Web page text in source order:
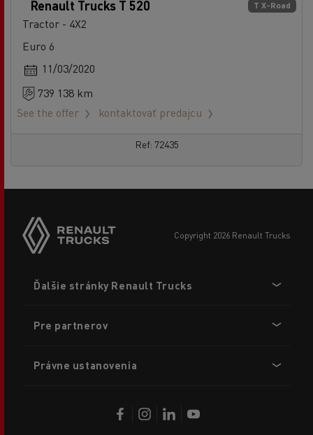
T X-Road
Renault Trucks T 520
Tractor - 4X2
Euro 6
11/03/2020
739 138 km
See the offer
kontaktovať predajcu
Ref: 72435
copyright 2026 Renault Trucks
menu
Ďalšie stránky Renault Trucks
Pre partnerov
Právne ustanovenia